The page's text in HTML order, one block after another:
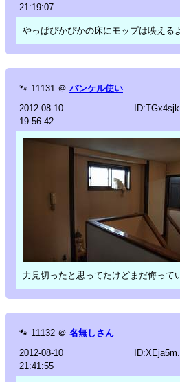
21:19:07
やっぱぴかぴかの床にモップは映える
🐾 11131 ＠ バンケル使い
2012-08-10
19:56:42
力見切ったと思ってたけどまだ侮って
🐾 11132 ＠ 名無しさん
2012-08-10
21:41:55